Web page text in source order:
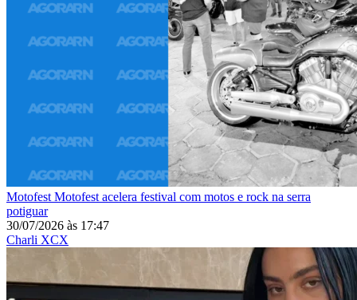
Motofest Motofest acelera festival com motos e rock na serra
potiguar
30/07/2026 às 17:47
Charli XCX